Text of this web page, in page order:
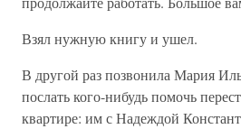
Взял нужную книгу и ушел.
В другой раз позвонила Мария
послать кого-нибудь помочь
квартире: им с Надеждой